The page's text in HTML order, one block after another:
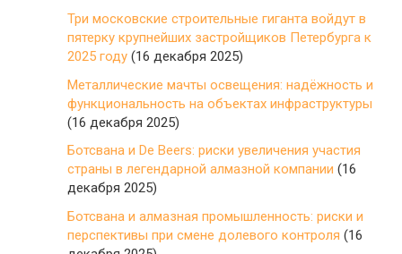
Три московские строительные гиганта войдут в
пятерку крупнейших застройщиков Петербурга к
2025 году (16 декабря 2025)
Металлические мачты освещения: надёжность и
функциональность на объектах инфраструктуры
(16 декабря 2025)
Ботсвана и De Beers: риски увеличения участия
страны в легендарной алмазной компании (16
декабря 2025)
Ботсвана и алмазная промышленность: риски и
перспективы при смене долевого контроля (16